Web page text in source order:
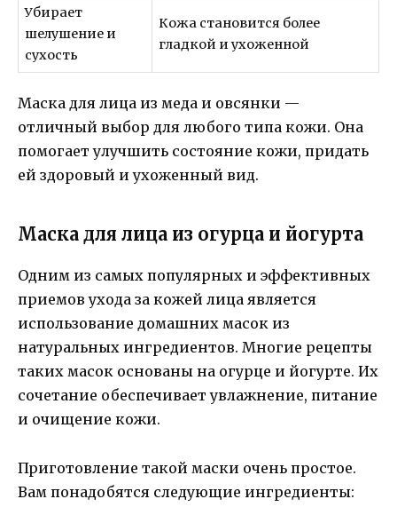
Убирает
шелушение и
сухость
Кожа становится более
гладкой и ухоженной
Маска для лица из меда и овсянки —
отличный выбор для любого типа кожи. Она
помогает улучшить состояние кожи, придать
ей здоровый и ухоженный вид.
Маска для лица из огурца и йогурта
Одним из самых популярных и эффективных
приемов ухода за кожей лица является
использование домашних масок из
натуральных ингредиентов. Многие рецепты
таких масок основаны на огурце и йогурте. Их
сочетание обеспечивает увлажнение, питание
и очищение кожи.
Приготовление такой маски очень простое.
Вам понадобятся следующие ингредиенты: